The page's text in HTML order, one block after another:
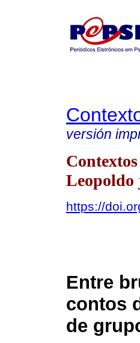
versión
Leopoldo
https://
Entre
contos
de